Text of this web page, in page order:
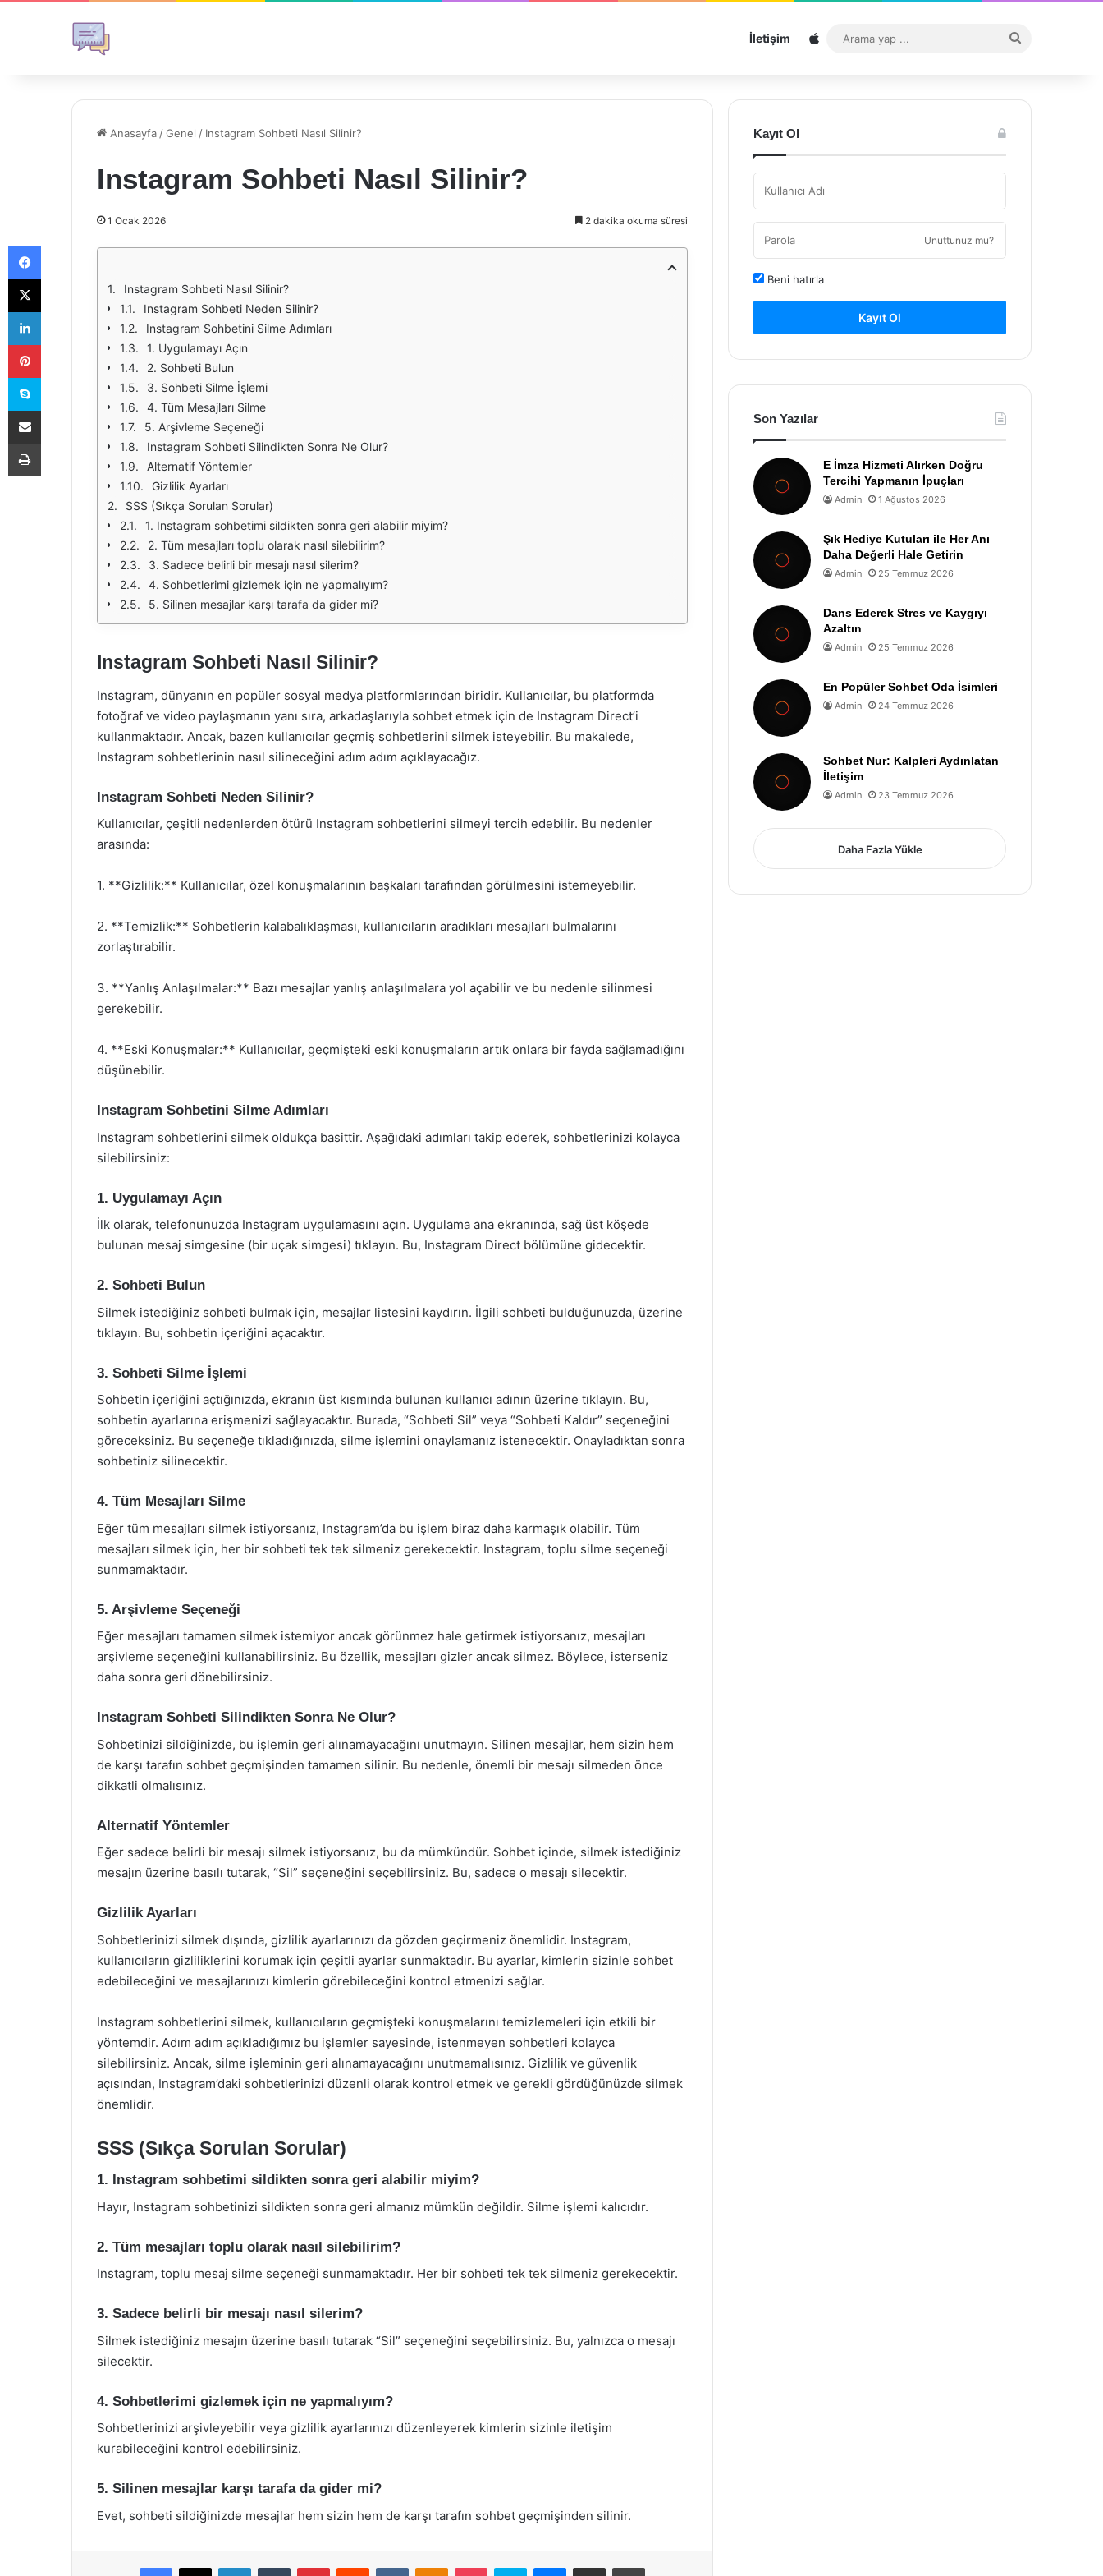
İletişim Sitemap
...
Anasayfa /Genel / Instagram Sohbeti Nasıl Silinir?
Instagram Sohbeti Nasıl Silinir?
1 Ocak 2026 2 dakika okuma süresi
Instagram Sohbeti Nasıl Silinir?
Instagram Sohbeti Neden Silinir?
Instagram Sohbetini Silme Adımları
1. Uygulamayı Açın
2. Sohbeti Bulun
3. Sohbeti Silme İşlemi
4. Tüm Mesajları Silme
5. Arşivleme Seçeneği
Instagram Sohbeti Silindikten Sonra Ne Olur?
Alternatif Yöntemler
Gizlilik Ayarları
SSS (Sıkça Sorulan Sorular)
1. Instagram sohbetimi sildikten sonra geri alabilir miyim?
2. Tüm mesajları toplu olarak nasıl silebilirim?
3. Sadece belirli bir mesajı nasıl silerim?
4. Sohbetlerimi gizlemek için ne yapmalıyım?
5. Silinen mesajlar karşı tarafa da gider mi?
Instagram Sohbeti Nasıl Silinir?
Instagram, dünyanın en popüler sosyal medya platformlarından biridir. Kullanıcılar, bu platformda
fotoğraf ve video paylaşmanın yanı sıra, arkadaşlarıyla sohbet etmek için de Instagram Direct’i
kullanmaktadır. Ancak, bazen kullanıcılar geçmiş sohbetlerini silmek isteyebilir. Bu makalede,
Instagram sohbetlerinin nasıl silineceğini adım adım açıklayacağız.
Instagram Sohbeti Neden Silinir?
Kullanıcılar, çeşitli nedenlerden ötürü Instagram sohbetlerini silmeyi tercih edebilir. Bu nedenler
arasında:
1. **Gizlilik:** Kullanıcılar, özel konuşmalarının başkaları tarafından görülmesini istemeyebilir.
2. **Temizlik:** Sohbetlerin kalabalıklaşması, kullanıcıların aradıkları mesajları bulmalarını
zorlaştırabilir.
3. **Yanlış Anlaşılmalar:** Bazı mesajlar yanlış anlaşılmalara yol açabilir ve bu nedenle silinmesi
gerekebilir.
4. **Eski Konuşmalar:** Kullanıcılar, geçmişteki eski konuşmaların artık onlara bir fayda sağlamadığını
düşünebilir.
Instagram Sohbetini Silme Adımları
Instagram sohbetlerini silmek oldukça basittir. Aşağıdaki adımları takip ederek, sohbetlerinizi kolayca
silebilirsiniz:
1. Uygulamayı Açın
İlk olarak, telefonunuzda Instagram uygulamasını açın. Uygulama ana ekranında, sağ üst köşede
bulunan mesaj simgesine (bir uçak simgesi) tıklayın. Bu, Instagram Direct bölümüne gidecektir.
2. Sohbeti Bulun
Silmek istediğiniz sohbeti bulmak için, mesajlar listesini kaydırın. İlgili sohbeti bulduğunuzda, üzerine
tıklayın. Bu, sohbetin içeriğini açacaktır.
3. Sohbeti Silme İşlemi
Sohbetin içeriğini açtığınızda, ekranın üst kısmında bulunan kullanıcı adının üzerine tıklayın. Bu,
sohbetin ayarlarına erişmenizi sağlayacaktır. Burada, “Sohbeti Sil” veya “Sohbeti Kaldır” seçeneğini
göreceksiniz. Bu seçeneğe tıkladığınızda, silme işlemini onaylamanız istenecektir. Onayladıktan sonra
sohbetiniz silinecektir.
4. Tüm Mesajları Silme
Eğer tüm mesajları silmek istiyorsanız, Instagram’da bu işlem biraz daha karmaşık olabilir. Tüm
mesajları silmek için, her bir sohbeti tek tek silmeniz gerekecektir. Instagram, toplu silme seçeneği
sunmamaktadır.
5. Arşivleme Seçeneği
Eğer mesajları tamamen silmek istemiyor ancak görünmez hale getirmek istiyorsanız, mesajları
arşivleme seçeneğini kullanabilirsiniz. Bu özellik, mesajları gizler ancak silmez. Böylece, isterseniz
daha sonra geri dönebilirsiniz.
Instagram Sohbeti Silindikten Sonra Ne Olur?
Sohbetinizi sildiğinizde, bu işlemin geri alınamayacağını unutmayın. Silinen mesajlar, hem sizin hem
de karşı tarafın sohbet geçmişinden tamamen silinir. Bu nedenle, önemli bir mesajı silmeden önce
dikkatli olmalısınız.
Alternatif Yöntemler
Eğer sadece belirli bir mesajı silmek istiyorsanız, bu da mümkündür. Sohbet içinde, silmek istediğiniz
mesajın üzerine basılı tutarak, “Sil” seçeneğini seçebilirsiniz. Bu, sadece o mesajı silecektir.
Gizlilik Ayarları
Sohbetlerinizi silmek dışında, gizlilik ayarlarınızı da gözden geçirmeniz önemlidir. Instagram,
kullanıcıların gizliliklerini korumak için çeşitli ayarlar sunmaktadır. Bu ayarlar, kimlerin sizinle sohbet
edebileceğini ve mesajlarınızı kimlerin görebileceğini kontrol etmenizi sağlar.
Instagram sohbetlerini silmek, kullanıcıların geçmişteki konuşmalarını temizlemeleri için etkili bir
yöntemdir. Adım adım açıkladığımız bu işlemler sayesinde, istenmeyen sohbetleri kolayca
silebilirsiniz. Ancak, silme işleminin geri alınamayacağını unutmamalısınız. Gizlilik ve güvenlik
açısından, Instagram’daki sohbetlerinizi düzenli olarak kontrol etmek ve gerekli gördüğünüzde silmek
önemlidir.
SSS (Sıkça Sorulan Sorular)
1. Instagram sohbetimi sildikten sonra geri alabilir miyim?
Hayır, Instagram sohbetinizi sildikten sonra geri almanız mümkün değildir. Silme işlemi kalıcıdır.
2. Tüm mesajları toplu olarak nasıl silebilirim?
Instagram, toplu mesaj silme seçeneği sunmamaktadır. Her bir sohbeti tek tek silmeniz gerekecektir.
3. Sadece belirli bir mesajı nasıl silerim?
Silmek istediğiniz mesajın üzerine basılı tutarak “Sil” seçeneğini seçebilirsiniz. Bu, yalnızca o mesajı
silecektir.
4. Sohbetlerimi gizlemek için ne yapmalıyım?
Sohbetlerinizi arşivleyebilir veya gizlilik ayarlarınızı düzenleyerek kimlerin sizinle iletişim
kurabileceğini kontrol edebilirsiniz.
5. Silinen mesajlar karşı tarafa da gider mi?
Evet, sohbeti sildiğinizde mesajlar hem sizin hem de karşı tarafın sohbet geçmişinden silinir.
Facebook
X LinkedInTumblr PinterestReddit VKontakteOdnoklassniki
Pocket Skype Messenger
E-Posta ile paylaş Yazdır
Kayıt Ol
Unuttunuz mu?
Beni hatırla
Kayıt Ol
Son Yazılar
E İmza Hizmeti Alırken Doğru
Tercihi Yapmanın İpuçları
Admin 1 Ağustos 2026
Şık Hediye Kutuları ile Her Anı
Daha Değerli Hale Getirin
Admin 25 Temmuz 2026
Dans Ederek Stres ve Kaygıyı
Azaltın
Admin 25 Temmuz 2026
En Popüler Sohbet Oda İsimleri
Admin 24 Temmuz 2026
Sohbet Nur: Kalpleri Aydınlatan
İletişim
Admin 23 Temmuz 2026
Daha Fazla Yükle
Facebook
X
LinkedIn
Pinterest
Skype
E-Posta ile paylaş